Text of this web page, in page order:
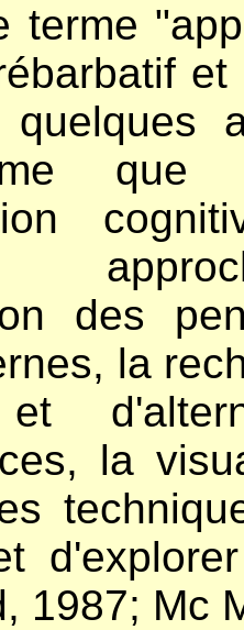
terme
des
la
la
1987; Mc